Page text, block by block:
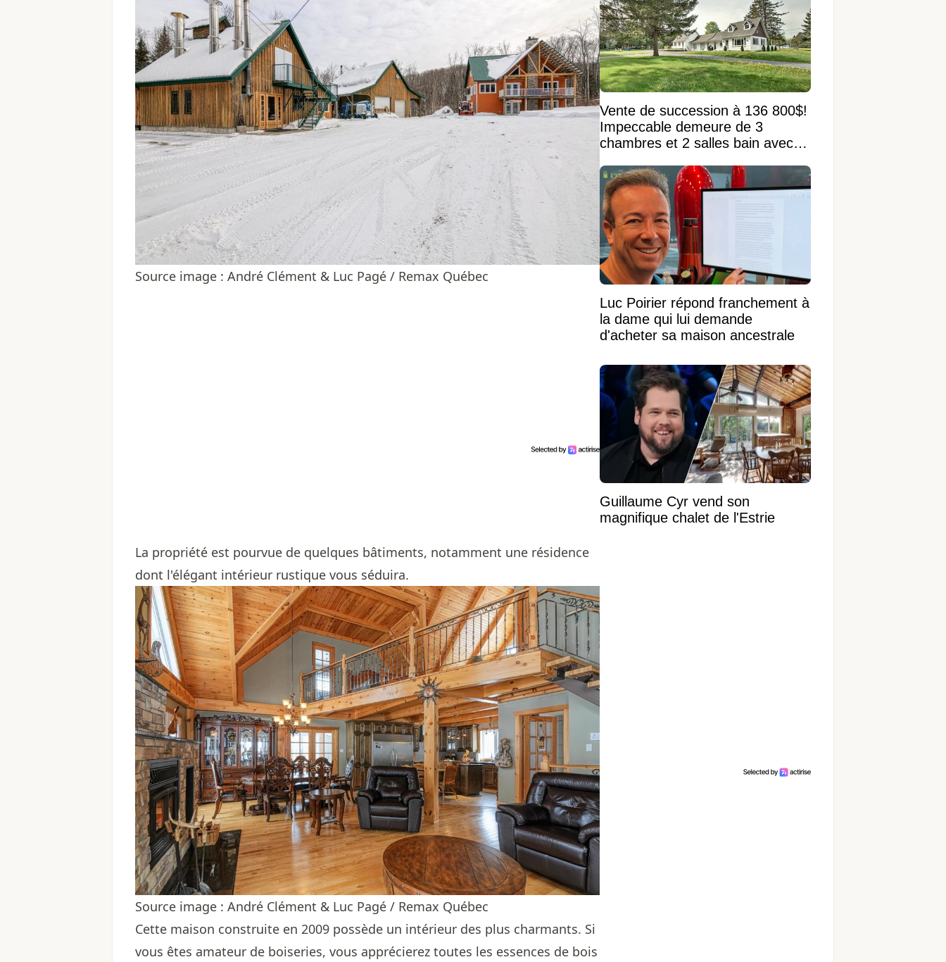
Source image : André Clément & Luc Pagé / Remax Québec
La propriété est pourvue de quelques bâtiments, notamment une résidence
dont l'élégant intérieur rustique vous séduira.
Source image : André Clément & Luc Pagé / Remax Québec
Cette maison construite en 2009 possède un intérieur des plus charmants. Si
vous êtes amateur de boiseries, vous apprécierez toutes les essences de bois
Vente de succession à 136 800$!
Impeccable demeure de 3
chambres et 2 salles bain avec
Luc Poirier répond franchement à
la dame qui lui demande
d'acheter sa maison ancestrale
Guillaume Cyr vend son
magnifique chalet de l'Estrie